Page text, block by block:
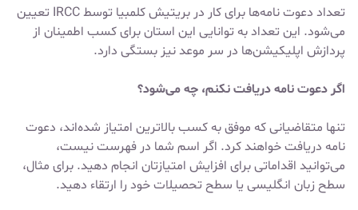
تعداد دعوت نامه‌ها برای کار در بریتیش کلمبیا توسط IRCC تعیین
می‌شود. این تعداد به توانایی این استان برای کسب اطمینان از
پردازش اپلیکیشن‌ها در سر موعد نیز بستگی دارد.
اگر دعوت نامه دریافت نکنم، چه می‌شود؟
تنها متقاضیانی که موفق به کسب بالاترین امتیاز شده‌اند، دعوت
نامه دریافت خواهند کرد. اگر اسم شما در فهرست نیست،
می‌توانید اقداماتی برای افزایش امتیازتان انجام دهید. برای مثال،
سطح زبان انگلیسی یا سطح تحصیلات خود را ارتقاء دهید.